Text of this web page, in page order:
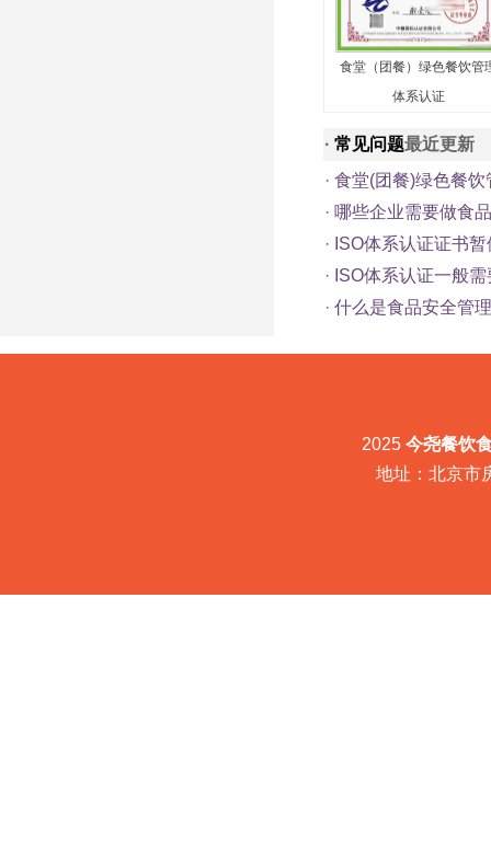
食堂（团餐）绿色餐饮管
体系认证
· 常见问题最近更新
· 食堂(团餐)绿色餐
· 哪些企业需要做食
· ISO体系认证证书
· ISO体系认证一般
· 什么是食品安全管
2025 今尧餐饮
地址：北京市